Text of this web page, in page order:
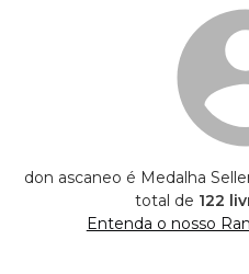
don ascaneo é Medalha
total de 122
Entenda o nosso